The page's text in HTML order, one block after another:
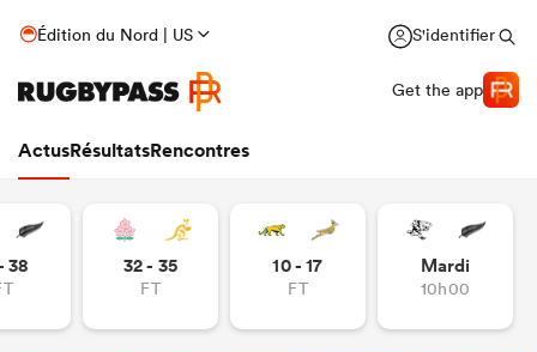
Édition du Nord | US S'identifier
Get the app
ActusRésultatsRencontres
38 32 - 35
FT
10 - 17
FT
Mardi
10h00